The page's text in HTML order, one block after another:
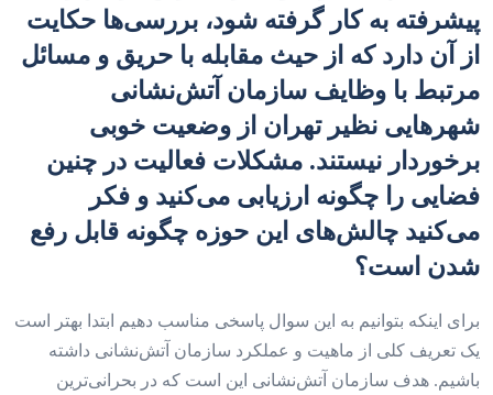
پیشرفته به کار گرفته شود، بررسی‌‌‌ها حکایت
از آن دارد که از حیث مقابله با حریق و مسائل
مرتبط با وظایف سازمان آتش‌نشانی
شهرهایی نظیر تهران از وضعیت خوبی
برخوردار نیستند. مشکلات فعالیت در چنین
فضایی را چگونه ارزیابی می‌‌‌کنید و فکر
می‌کنید چالش‌های این حوزه چگونه قابل رفع
شدن است؟
برای اینکه بتوانیم به این سوال پاسخی مناسب دهیم ابتدا بهتر است
یک تعریف کلی از ماهیت و عملکرد سازمان آتش‌‌‌نشانی داشته
باشیم. هدف سازمان آتش‌‌‌نشانی این است که در بحرانی‌ترین